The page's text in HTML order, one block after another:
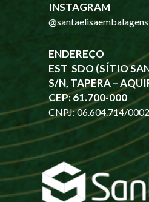
INSTAGRAM
@santaelisaembalagens
ENDEREÇO
EST SDO (SÍTIO
S/N, TAPERA –
CEP: 61.700-000
CNPJ: 06.604.714/